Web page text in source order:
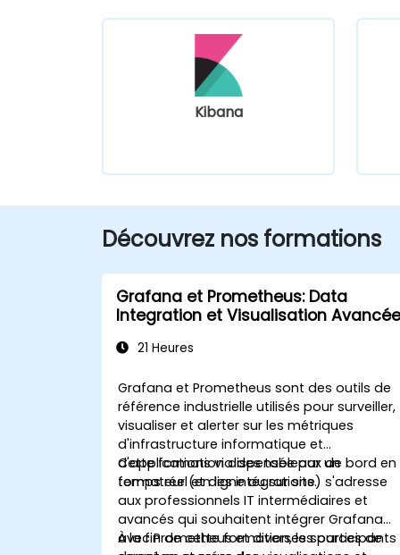
Kibana
Découvrez nos formations
Grafana et Prometheus: Data
Integration et Visualisation Avancée
21 Heures
Grafana et Prometheus sont des outils de
référence industrielle utilisés pour surveiller,
visualiser et alerter sur les métriques
d'infrastructure informatique et
d'applications via des tableaux de bord en
temps réel et des intégrations.
Cette formation dispensée par un
formateur (en ligne ou sur site) s'adresse
aux professionnels IT intermédiaires et
avancés qui souhaitent intégrer Grafana
avec Prometheus et diverses sources de
À la fin de cette formation, les participants